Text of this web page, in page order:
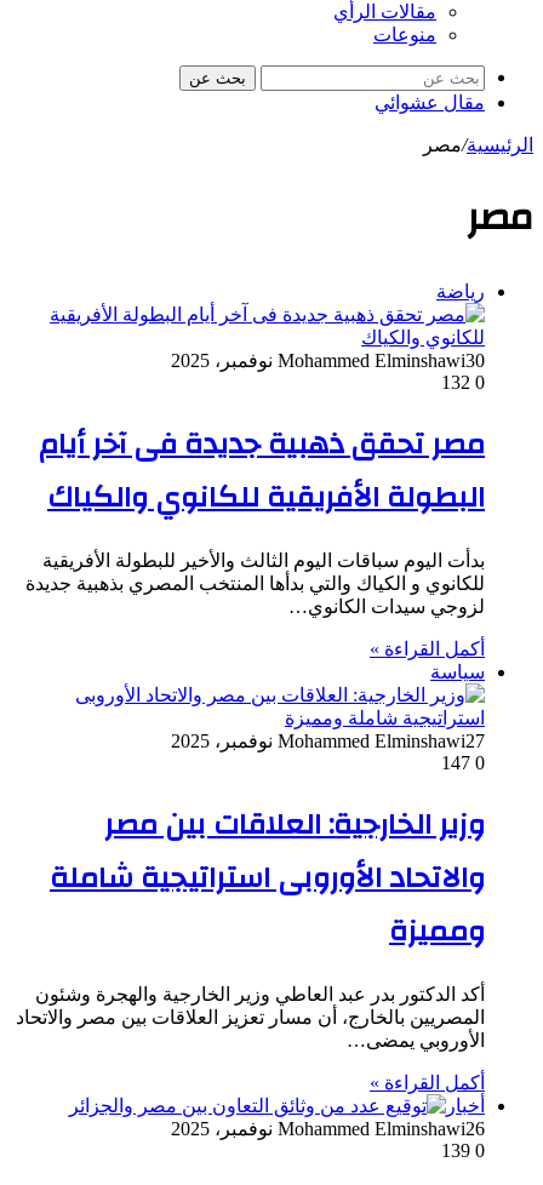
مقالات الرأي
منوعات
بحث عن
مقال عشوائي
الرئيسية/مصر
مصر
رياضة
Mohammed Elminshawi30 نوفمبر، 2025
0
مصر تحقق ذهبية جديدة فى آخر أيام
البطولة الأفريقية للكانوي والكياك
بدأت اليوم سباقات اليوم الثالث والأخير للبطولة الأفريقية
للكانوي و الكياك والتي بدأها المنتخب المصري بذهبية جديدة
لزوجي سيدات الكانوي…
أكمل القراءة »
سياسة
Mohammed Elminshawi27 نوفمبر، 2025
0
وزير الخارجية: العلاقات بين مصر
والاتحاد الأوروبى استراتيجية شاملة
ومميزة
أكد الدكتور بدر عبد العاطي وزير الخارجية والهجرة وشئون
المصريين بالخارج، أن مسار تعزيز العلاقات بين مصر والاتحاد
الأوروبي يمضى…
أكمل القراءة »
أخبار
Mohammed Elminshawi26 نوفمبر، 2025
0